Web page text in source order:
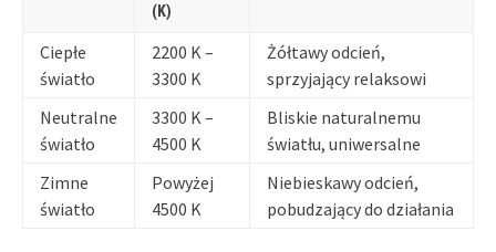
(K)
Ciepłe
światło
2200 K –
3300 K
Żółtawy odcień,
sprzyjający relaksowi
Neutralne
światło
3300 K –
4500 K
Bliskie naturalnemu
światłu, uniwersalne
Zimne
światło
Powyżej
4500 K
Niebieskawy odcień,
pobudzający do działania